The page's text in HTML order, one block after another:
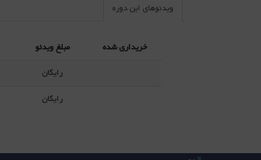
ویدئوهای این دوره
مبلغ ویدئو
خریداری شده
رایگان
رایگان